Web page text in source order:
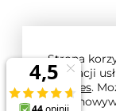
Strona
realizacji
Cookies.
© 2026
Styl